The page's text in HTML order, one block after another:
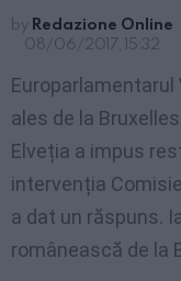
by Redazione Online
08/06/2017, 15:32
Europarlamentarul
ales de la
Elveția a impus
intervenția
a dat un răspuns.
românească de la